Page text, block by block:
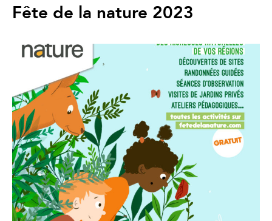
Fête de la nature 2023